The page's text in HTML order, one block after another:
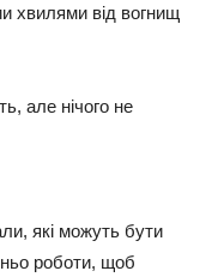
хвилями від вогнищ
але нічого не
які можуть бути
роботи, щоб